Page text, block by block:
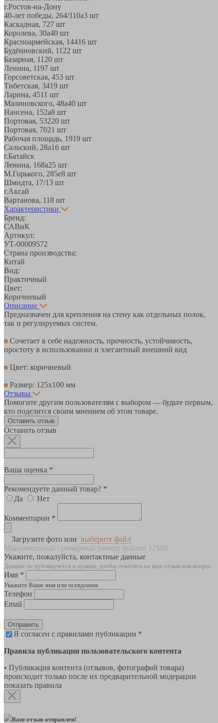
г.Ростов-на-Дону
40-лет победы, 264/110а3 шт
Каскадная, 727 шт
Королева, 30а40 шт
Красноармейская, 14416 шт
Будённовский, 11 22 шт
Базарная, 11 20 шт
Ленина, 1197 шт
Горсоветская, 453 шт
Тибетская, 3419 шт
Ларина, 4511 шт
Малиновского, 48а40 шт
Нансена, 152а8 шт
Портовая, 53220 шт
Портовая, 7021 шт
Рабочая площадь, 1919 шт
Сальский, 28a16 шт
г.Батайск
Ленина, 168а25 шт
М.Горького, 285е8 шт
Шмидта, 17/13 шт
г.Аксай
Вартанова, 118 шт
Характеристики
Бренд:
САВиК
Артикул:
УТ-00009572
Страна производства:
Китай
Вид:
Практичный
Цвет:
Коричневый
Описание
Предназначен для крепления на стену как отдельных полок,
так и регулируемых систем.
Сочетает в себе надежность, прочность, устойчивость,
простоту в использовании и элегантный внешний вид
Цвет: коричневый
Размер: 125х100 мм
Отзывы
Помогите другим пользователям с выбором — будьте первым,
кто поделится своим мнением об этом товаре.
Оставить отзыв
Оставить отзыв
Ваша оценка *
Рекомендуете данный товар? *
Да
Нет
Комментарии *
Загрузите фото или выберите файл
Максимальный суммарный размер файлов 12MB
Укажите, пожалуйста, контактные данные
Данные не публикуются и нужны, чтобы ответить на ваш отзыв или вопрос
Имя *
Укажите Ваше имя или псевдоним
Телефон
Email
Отправить
Я согласен с правилами публикации *
Правила публикации пользовательского контента
• Публикация контента (отзывов, фотографий товара)
происходит только после их предварительной модерации
показать правила
Ваш отзыв отправлен!